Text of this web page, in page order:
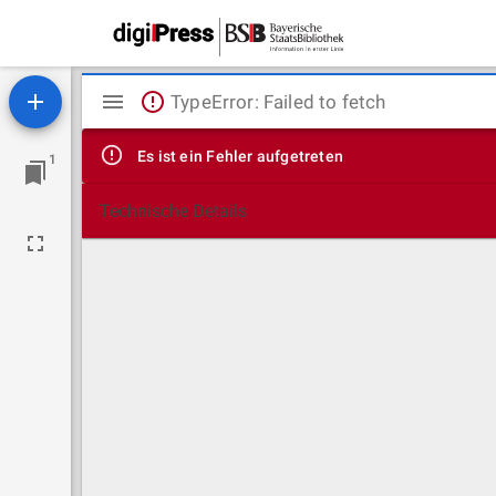
1
Mirador
Viewer
TypeError: Failed to fetch
Es ist ein Fehler aufgetreten
Technische Details